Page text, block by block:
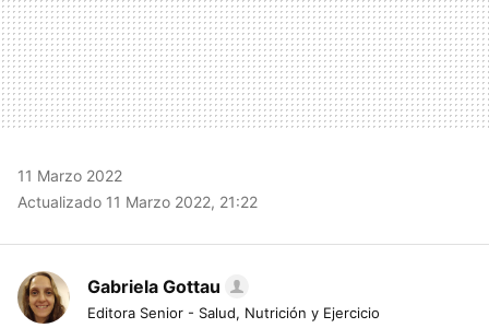
11 Marzo 2022
Actualizado 11 Marzo 2022, 21:22
Gabriela Gottau
Editora Senior - Salud, Nutrición y Ejercicio